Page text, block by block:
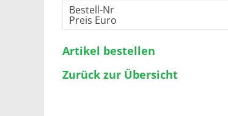
Bestell-Nr
Preis Euro
Artikel bestellen
Zurück zur Übersicht